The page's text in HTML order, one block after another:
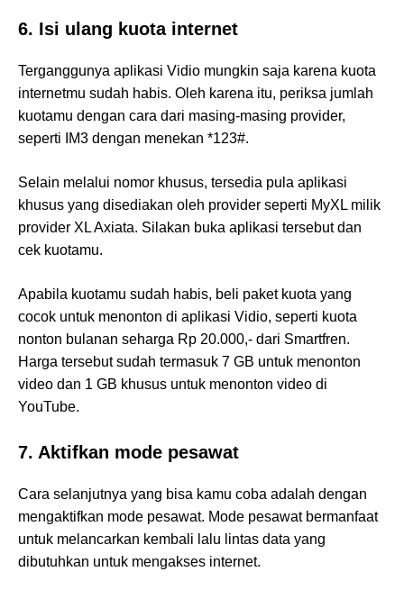
6. Isi ulang kuota internet
Terganggunya aplikasi Vidio mungkin saja karena kuota
internetmu sudah habis. Oleh karena itu, periksa jumlah
kuotamu dengan cara dari masing-masing provider,
seperti IM3 dengan menekan *123#.
Selain melalui nomor khusus, tersedia pula aplikasi
khusus yang disediakan oleh provider seperti MyXL milik
provider XL Axiata. Silakan buka aplikasi tersebut dan
cek kuotamu.
Apabila kuotamu sudah habis, beli paket kuota yang
cocok untuk menonton di aplikasi Vidio, seperti kuota
nonton bulanan seharga Rp 20.000,- dari Smartfren.
Harga tersebut sudah termasuk 7 GB untuk menonton
video dan 1 GB khusus untuk menonton video di
YouTube.
7. Aktifkan mode pesawat
Cara selanjutnya yang bisa kamu coba adalah dengan
mengaktifkan mode pesawat. Mode pesawat bermanfaat
untuk melancarkan kembali lalu lintas data yang
dibutuhkan untuk mengakses internet.